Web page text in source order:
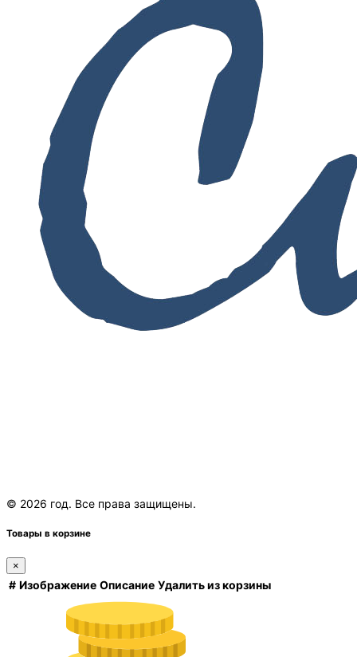
© 2026 год. Все права защищены.
Товары в корзине
×
# Изображение Описание Удалить из корзины